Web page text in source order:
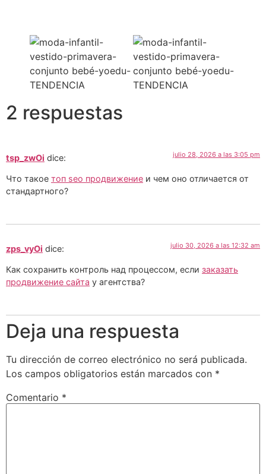
2 respuestas
tsp_zwOi dice: julio 28, 2026 a las 3:05 pm
Что такое топ seo продвижение и чем оно отличается от
стандартного?
zps_vyOi dice: julio 30, 2026 a las 12:32 am
Как сохранить контроль над процессом, если заказать
продвижение сайта у агентства?
Deja una respuesta
Tu dirección de correo electrónico no será publicada.
Los campos obligatorios están marcados con *
Comentario *